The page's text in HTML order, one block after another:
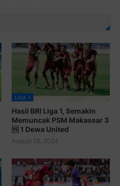
LIGA 1
Hasil BRI Liga 1, Semakin
Memuncak PSM Makassar 3
🆚 1 Dewa United
August 26, 2024